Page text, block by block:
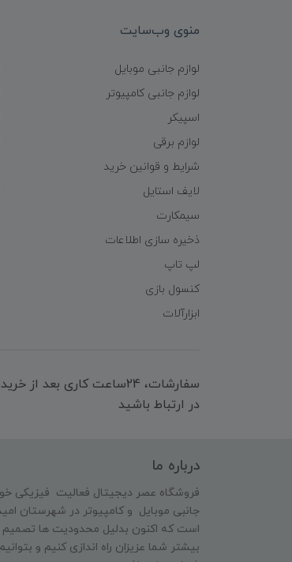
منوی وب‌سایت
لوازم جانبی موبایل
لوازم جانبی کامپیوتر
اسپیکر
لوازم برقی
شرایط و قوانین خرید
لایف استایل
سیمکارت
ذخیره سازی اطلاعات
لپ تاپ
کنسول بازی
ابزارآلات
سفارشات، 24ساعت کاری
در ارتباط باشید
درباره ما
جانبی موبایل و کامپیوتر در شهرستان
است که اکنون بدلیل محدودیت ها تصمیم
بیشتر شما عزیزان راه اندازی کنیم و